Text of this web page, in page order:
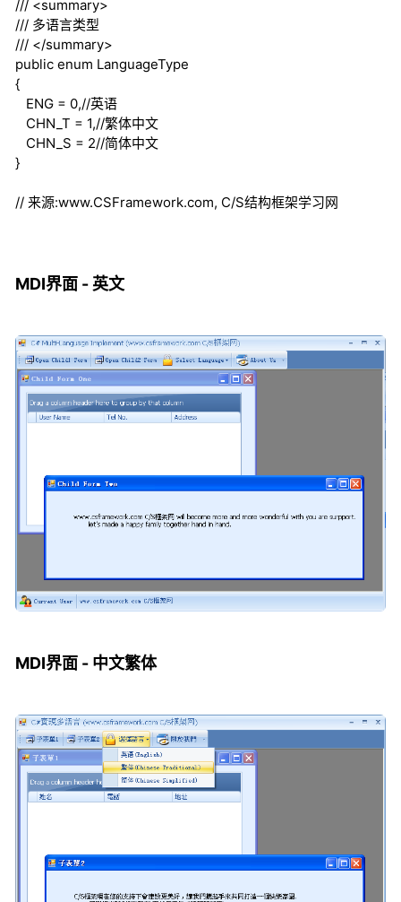
/// <summary>
/// 多语言类型
/// </summary>
public enum LanguageType
{
ENG = 0,//英语
CHN_T = 1,//繁体中文
CHN_S = 2//简体中文
}
// 来源:www.CSFramework.com, C/S结构框架学习网
MDI界面 - 英文
MDI界面 - 中文繁体